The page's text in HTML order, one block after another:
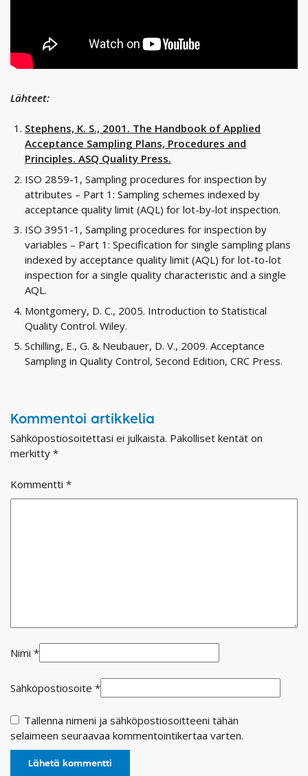
Lähteet:
Stephens, K. S., 2001. The Handbook of Applied
Acceptance Sampling Plans, Procedures and
Principles. ASQ Quality Press.
ISO 2859-1, Sampling procedures for inspection by
attributes – Part 1: Sampling schemes indexed by
acceptance quality limit (AQL) for lot-by-lot inspection.
ISO 3951-1, Sampling procedures for inspection by
variables – Part 1: Specification for single sampling plans
indexed by acceptance quality limit (AQL) for lot-to-lot
inspection for a single quality characteristic and a single
AQL.
Montgomery, D. C., 2005. Introduction to Statistical
Quality Control. Wiley.
Schilling, E., G. & Neubauer, D. V., 2009. Acceptance
Sampling in Quality Control, Second Edition, CRC Press.
Kommentoi artikkelia
Sähköpostiosoitettasi ei julkaista. Pakolliset kentät on
merkitty *
Kommentti *
Nimi *
Sähköpostiosoite *
Tallenna nimeni ja sähköpostiosoitteeni tähän
selaimeen seuraavaa kommentointikertaa varten.